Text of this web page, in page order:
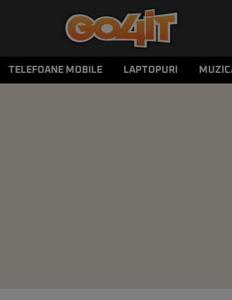
TELEFOANE MOBILE LAPTOPURI